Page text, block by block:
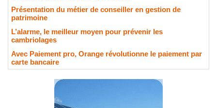
​Présentation du métier de conseiller en gestion de
patrimoine
​L’alarme, le meilleur moyen pour prévenir les
cambriolages
Avec Paiement pro, Orange révolutionne le paiement par
carte bancaire